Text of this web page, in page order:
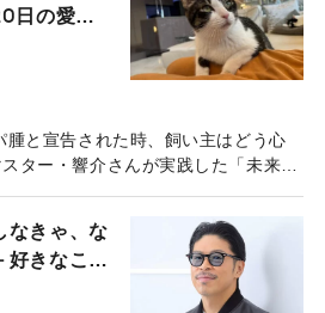
日の愛猫
と宣告された時、飼い主はどう心
ター・響介さんが実践した「未来へ
なきゃ、な
きなこと
ー 松本